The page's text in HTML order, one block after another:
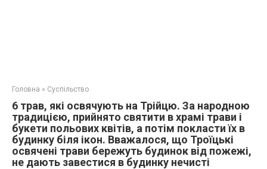
Головна » Суспільство
6 трав, які освячують на Трійцю. За народною
традицією, прийнято святити в храмі трави і
букети польових квітів, а потім покласти їх в
будинку біля ікон. Вважалося, що Троїцькі
освячені трави бережуть будинок від пожежі,
не дають завестися в будинку нечисті